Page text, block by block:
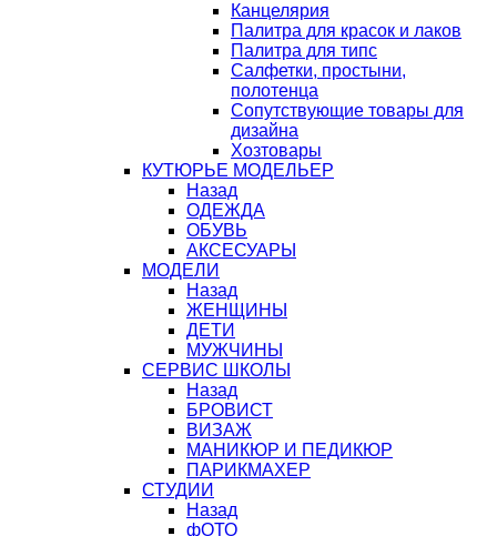
Канцелярия
Палитра для красок и лаков
Палитра для типс
Салфетки, простыни,
полотенца
Сопутствующие товары для
дизайна
Хозтовары
КУТЮРЬЕ МОДЕЛЬЕР
Назад
ОДЕЖДА
ОБУВЬ
АКСЕСУАРЫ
МОДЕЛИ
Назад
ЖЕНЩИНЫ
ДЕТИ
МУЖЧИНЫ
СЕРВИС ШКОЛЫ
Назад
БРОВИСТ
ВИЗАЖ
МАНИКЮР И ПЕДИКЮР
ПАРИКМАХЕР
СТУДИИ
Назад
фОТО